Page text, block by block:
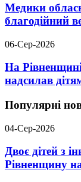
Медики
благодійний
06-Сер-2026
На
надсилав
Популярні
04-Сер-2026
Двоє дітей з
Рівненщину